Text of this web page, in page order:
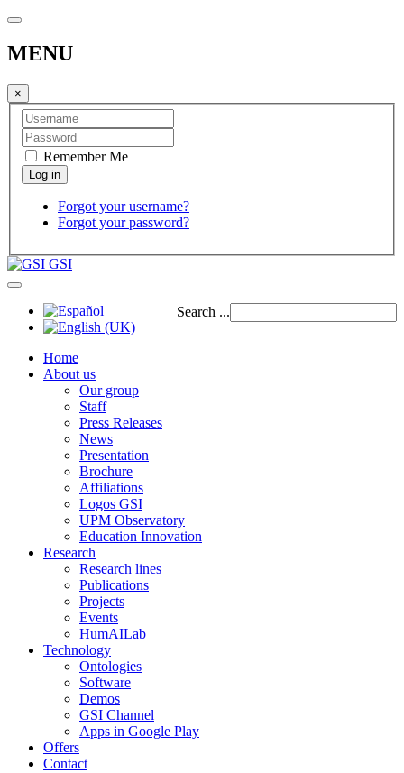
MENU
×
Remember Me
Forgot your username?
Forgot your password?
GSI
Search ...
Home
About us
Our group
Staff
Press Releases
News
Presentation
Brochure
Affiliations
Logos GSI
UPM Observatory
Education Innovation
Research
Research lines
Publications
Projects
Events
HumAILab
Technology
Ontologies
Software
Demos
GSI Channel
Apps in Google Play
Offers
Contact